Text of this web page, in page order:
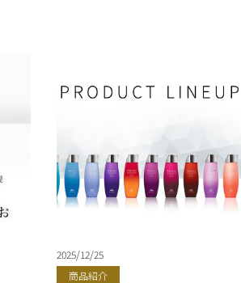
2025/12/25
商品紹介